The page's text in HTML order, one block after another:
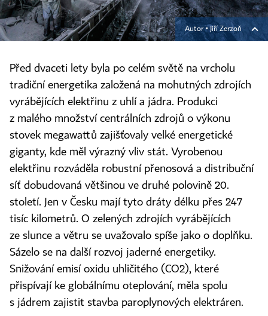
Autor ▪Jiří Zerzoň
Před dvaceti lety byla po celém světě na vrcholu
tradiční energetika založená na mohutných zdrojích
vyrábějících elektřinu z uhlí a jádra. Produkci
z malého množství centrálních zdrojů o výkonu
stovek megawattů zajišťovaly velké energetické
giganty, kde měl výrazný vliv stát. Vyrobenou
elektřinu rozváděla robustní přenosová a distribuční
síť dobudovaná většinou ve druhé polovině 20.
století. Jen v Česku mají tyto dráty délku přes 247
tisíc kilometrů. O zelených zdrojích vyrábějících
ze slunce a větru se uvažovalo spíše jako o doplňku.
Sázelo se na další rozvoj jaderné energetiky.
Snižování emisí oxidu uhličitého (CO2), které
přispívají ke globálnímu oteplování, měla spolu
s jádrem zajistit stavba paroplynových elektráren.